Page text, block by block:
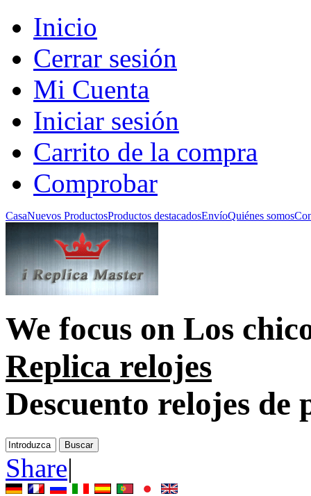
Inicio
Cerrar sesión
Mi Cuenta
Iniciar sesión
Carrito de la compra
Comprobar
CasaNuevos ProductosProductos destacadosEnvíoQuiénes somos
We focus on Los
Replica relojes
Descuento relojes de
Share|